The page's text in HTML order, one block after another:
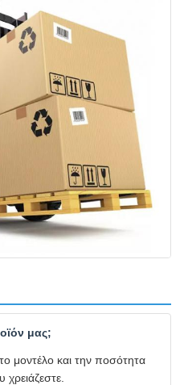
μας;
μοντέλο και την ποσότητα
χρειάζεστε.